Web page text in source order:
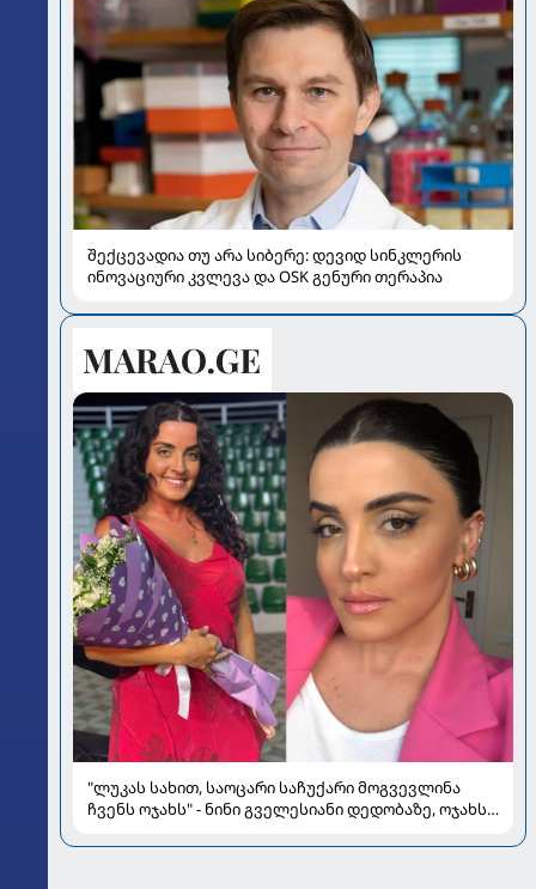
შექცევადია თუ არა სიბერე: დევიდ სინკლერის
ინოვაციური კვლევა და OSK გენური თერაპია
"ლუკას სახით, საოცარი საჩუქარი მოგვევლინა
ჩვენს ოჯახს" - ნინი გველესიანი დედობაზე, ოჯახსა